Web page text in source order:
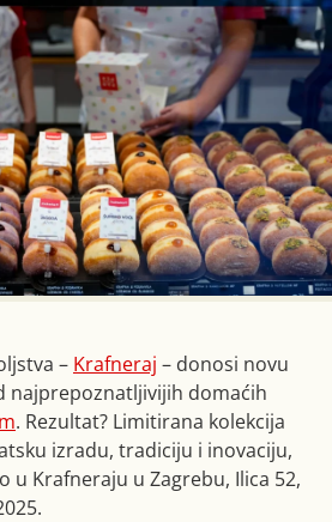
– Krafneraj – donosi novu
najprepoznatljivijih domaćih
. Rezultat? Limitirana kolekcija
izradu, tradiciju i inovaciju,
u Krafneraju u Zagrebu, Ilica 52,